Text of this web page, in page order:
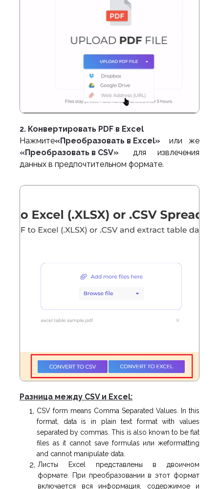
2. Конвертировать PDF в Excel
Нажмите«Преобразовать в Excel»
или же
«Преобразовать в CSV»
для извлечения
данных в предпочтительном формате.
Разница между CSV и Excel:
CSV form means Comma Separated Values. In this
format, data is in plain text format with values
separated by commas. This is also known to be flat
files as it cannot save formulas или жеformatting
and cannot manipulate data.
Листы Excel представлены в двоичном
формате. При преобразовании в этот формат
включается вся информация, содержимое и